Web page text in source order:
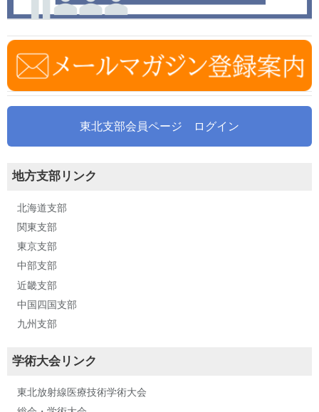
東北支部会員ページ ログイン
地方支部リンク
北海道支部
関東支部
東京支部
中部支部
近畿支部
中国四国支部
九州支部
学術大会リンク
東北放射線医療技術学術大会